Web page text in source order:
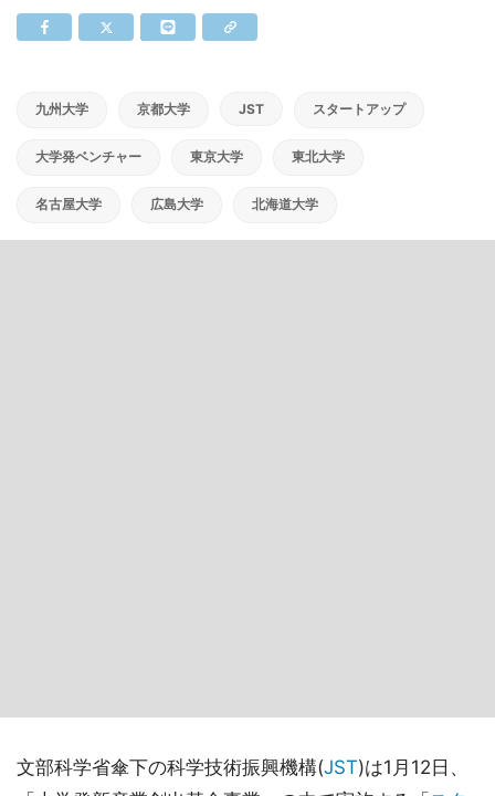
九州大学 京都大学 JST スタートアップ
大学発ベンチャー 東京大学 東北大学
名古屋大学 広島大学 北海道大学
文部科学省傘下の科学技術振興機構(JST)は1月12日、